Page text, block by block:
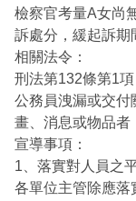
檢察官考量A女尚
訴處分，緩起訴期
相關法令：
刑法第132條第1項
公務員洩漏或交付
畫、消息或物品者
宣導事項：
1、落實對人員之
各單位主管除應落